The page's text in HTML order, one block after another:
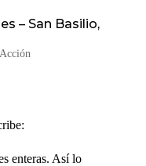
– San Basilio,
enteras. Así lo